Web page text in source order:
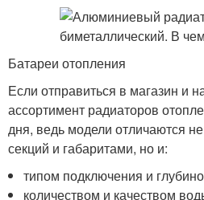
Батареи отопления
Если отправиться в магазин и
ассортимент радиаторов
дня, ведь модели отличаются
секций и габаритами, но и:
типом подключения и
количеством и качеством